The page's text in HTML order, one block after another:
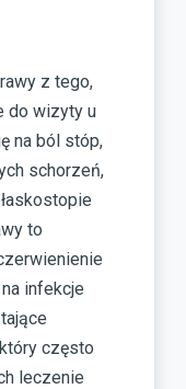
z tego,
do wizyty u
na ból stóp,
schorzeń,
to
infekcje
często
leczenie